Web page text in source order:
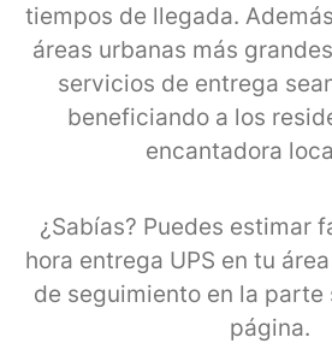
tiempos de llegada.
áreas urbanas más
servicios de entrega
beneficiando a los
encantadora
¿Sabías? Puedes estimar
hora entrega UPS en tu
de seguimiento en la parte
página.